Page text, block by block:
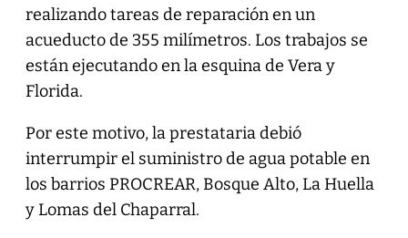
realizando tareas de reparación en un
acueducto de 355 milímetros. Los trabajos se
están ejecutando en la esquina de Vera y
Florida.
Por este motivo, la prestataria debió
interrumpir el suministro de agua potable en
los barrios PROCREAR, Bosque Alto, La Huella
y Lomas del Chaparral.